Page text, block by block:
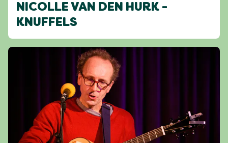
NICOLLE VAN DEN HURK -
KNUFFELS